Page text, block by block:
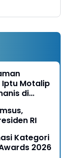
Iptu Motalip
di
RI
Kategori
2026